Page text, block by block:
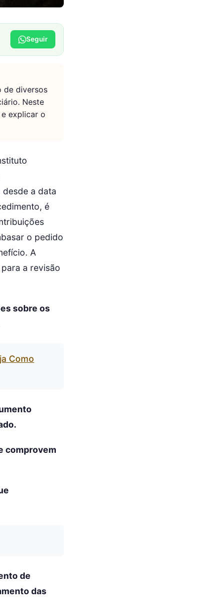
Seguir
de diversos
Neste
explicar o
a data
é
o pedido
A
a revisão
sobre os
Como
comprovem
de
das